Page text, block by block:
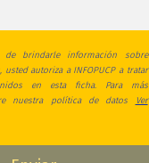
brindarle información sobre
usted autoriza a INFOPUCP a tratar
en esta ficha. Para más
nuestra política de datos
Ver